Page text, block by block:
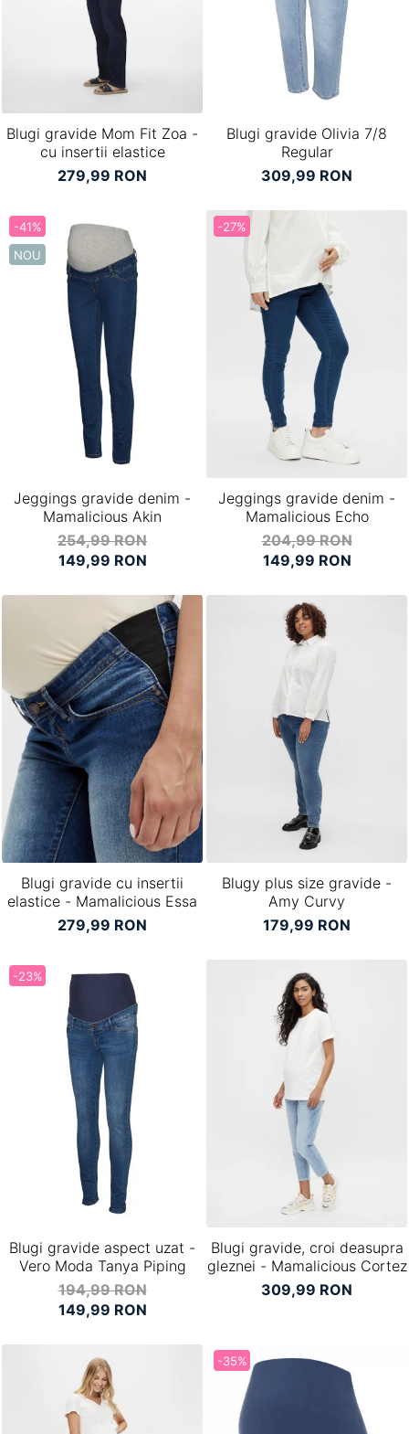
Pantaloni scurți pentru gravide
Chiloti Gravide
Sutiene / Bustiere / Maiouri Gravide
Pijamale Gravide
Dresuri Gravide
Geci și Paltoane
Blugi gravide Mom Fit Zoa -
cu insertii elastice
279,99 RON
Blugi gravide Olivia 7/8
Regular
309,99 RON
-41%
NOU
Jeggings gravide denim -
Mamalicious Akin
254,99 RON
149,99 RON
-27%
Jeggings gravide denim -
Mamalicious Echo
204,99 RON
149,99 RON
Blugi gravide cu insertii
elastice - Mamalicious Essa
279,99 RON
Blugy plus size gravide -
Amy Curvy
179,99 RON
-23%
Blugi gravide aspect uzat -
Vero Moda Tanya Piping
194,99 RON
149,99 RON
Blugi gravide, croi deasupra
gleznei - Mamalicious Cortez
309,99 RON
-35%